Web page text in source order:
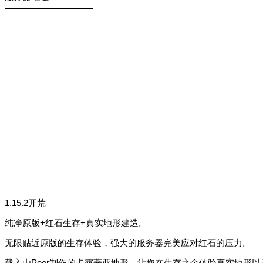
——————————
1.15.2开荒
纯净原版+红石生存+真实地形建造。
无限贴近原版的生存体验，强大的服务器完美应对红石的压力。